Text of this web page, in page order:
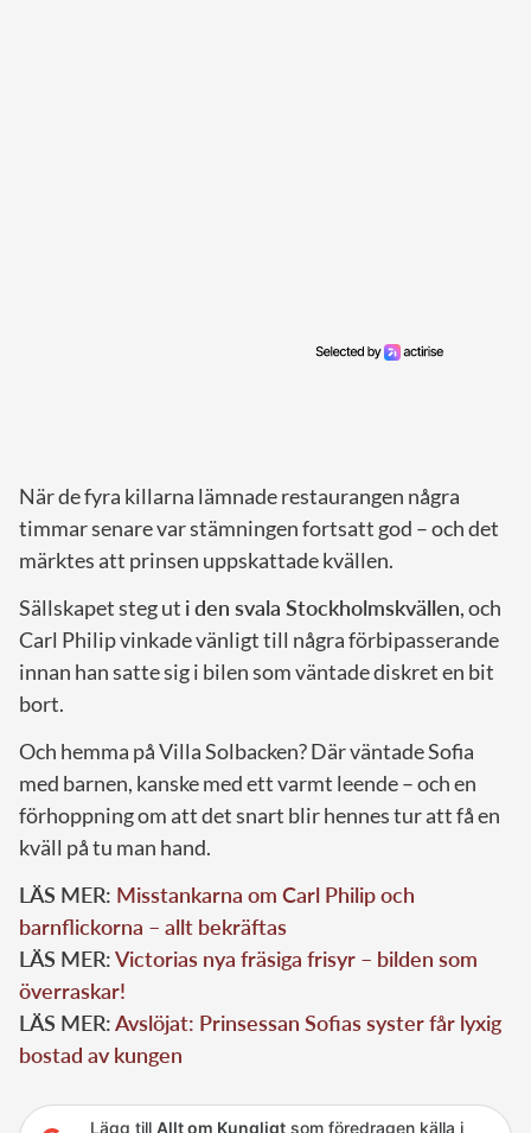
När de fyra killarna lämnade restaurangen några
timmar senare var stämningen fortsatt god – och det
märktes att prinsen uppskattade kvällen.
Sällskapet steg ut i den svala Stockholmskvällen, och
Carl Philip vinkade vänligt till några förbipasserande
innan han satte sig i bilen som väntade diskret en bit
bort.
Och hemma på Villa Solbacken? Där väntade Sofia
med barnen, kanske med ett varmt leende – och en
förhoppning om att det snart blir hennes tur att få en
kväll på tu man hand.
LÄS MER: Misstankarna om Carl Philip och
barnflickorna – allt bekräftas
LÄS MER:Victorias nya fräsiga frisyr – bilden som
överraskar!
LÄS MER:Avslöjat: Prinsessan Sofias syster får lyxig
bostad av kungen
Lägg till Allt om Kungligtsom föredragen källa i